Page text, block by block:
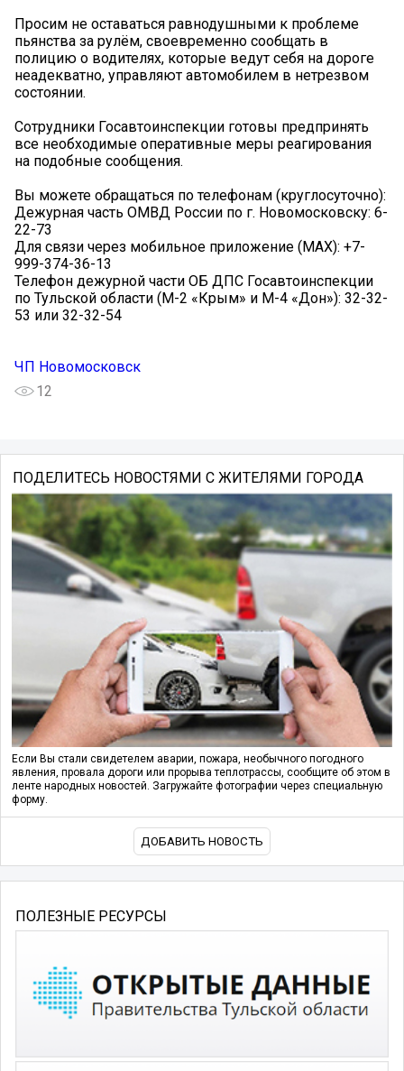
Просим не оставаться равнодушными к проблеме
пьянства за рулём, своевременно сообщать в
полицию о водителях, которые ведут себя на дороге
неадекватно, управляют автомобилем в нетрезвом
состоянии.
Сотрудники Госавтоинспекции готовы предпринять
все необходимые оперативные меры реагирования
на подобные сообщения.
Вы можете обращаться по телефонам (круглосуточно):
Дежурная часть ОМВД России по г. Новомосковску: 6-
22-73
Для связи через мобильное приложение (MAX): +7-
999-374-36-13
Телефон дежурной части ОБ ДПС Госавтоинспекции
по Тульской области (М-2 «Крым» и М-4 «Дон»): 32-32-
53 или 32-32-54
ЧП Новомосковск
12
ПОДЕЛИТЕСЬ НОВОСТЯМИ С ЖИТЕЛЯМИ ГОРОДА
Если Вы стали свидетелем аварии, пожара, необычного погодного
явления, провала дороги или прорыва теплотрассы, сообщите об этом в
ленте народных новостей. Загружайте фотографии через специальную
форму.
ДОБАВИТЬ НОВОСТЬ
ПОЛЕЗНЫЕ РЕСУРСЫ